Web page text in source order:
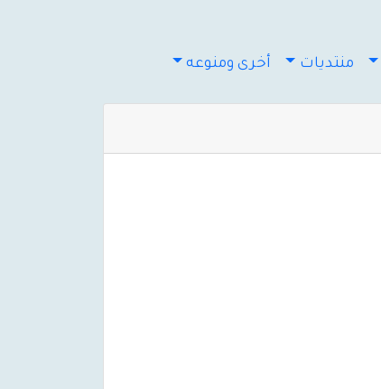
منتديات أخرى ومنوعه